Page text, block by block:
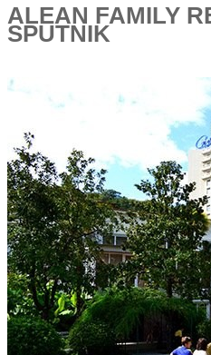
ALEAN FAMILY
SPUTNIK